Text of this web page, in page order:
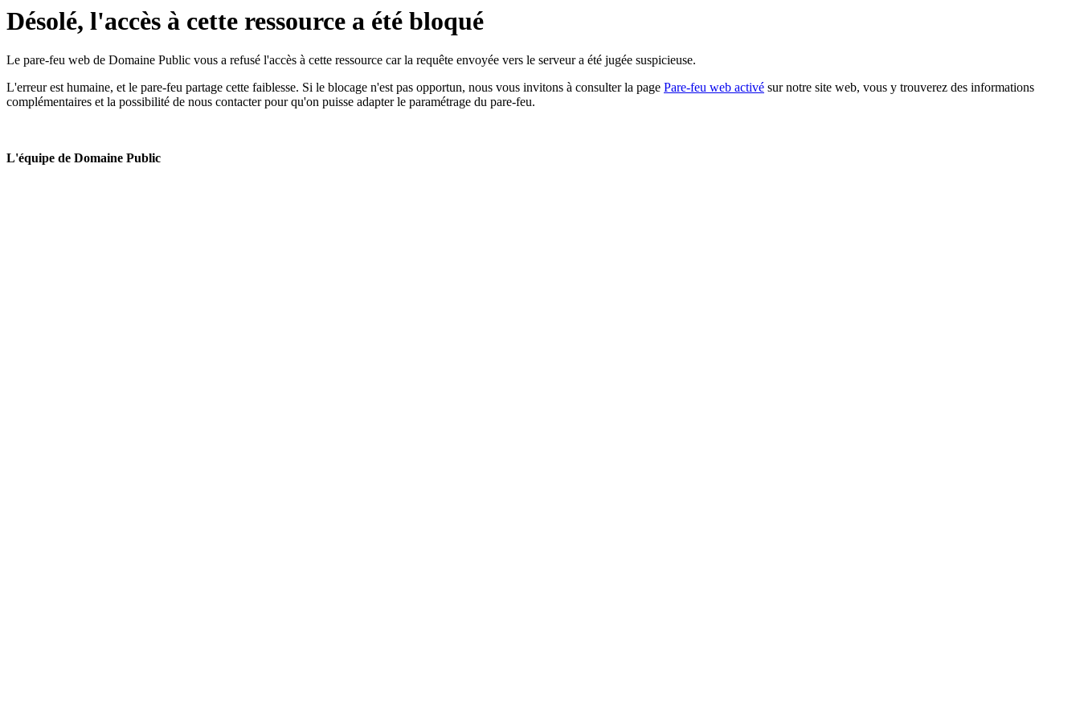
Désolé, l'accès à cette ressource a été bloqué
Le pare-feu web de Domaine Public vous a refusé l'accès à cette ressource car la requête envoyée vers le serveur a été jugée suspicieuse.
L'erreur est humaine, et le pare-feu partage cette faiblesse. Si le blocage n'est pas opportun, nous vous invitons à consulter la page Pare-feu web activé sur notre site web, vous y trouverez des informations
complémentaires et la possibilité de nous contacter pour qu'on puisse adapter le paramétrage du pare-feu.
L'équipe de Domaine Public